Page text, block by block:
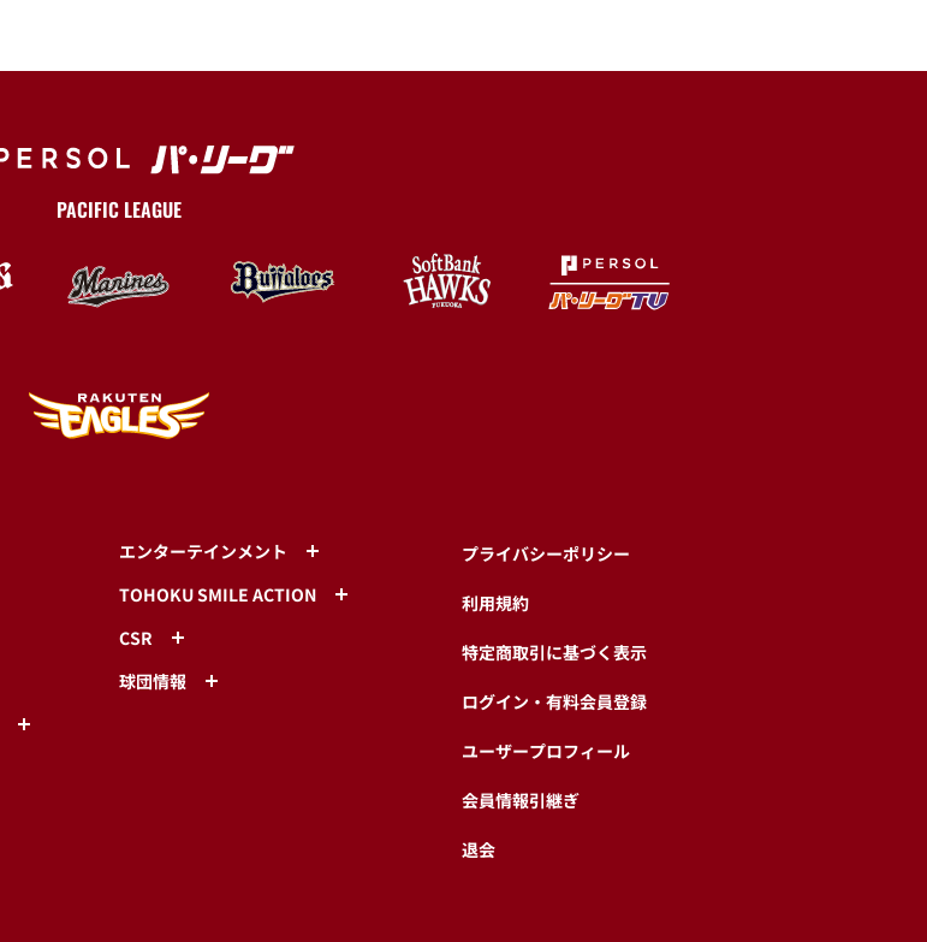
PACIFIC LEAGUE
エンターテインメント
TOHOKU SMILE ACTION
CSR
球団情報
プライバシーポリシー
利用規約
特定商取引に基づく表示
ログイン・有料会員登録
ユーザープロフィール
会員情報引継ぎ
退会